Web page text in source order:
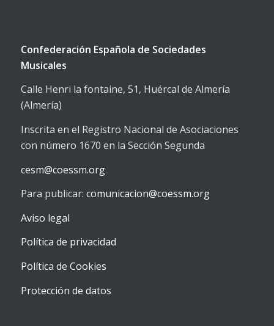
Confederación Española de Sociedades
Musicales
Calle Henri la fontaine, 51, Huércal de Almería
(Almería)
Inscrita en el Registro Nacional de Asociaciones
con número 1670 en la Sección Segunda
cesm@coessm.org
Para publicar: comunicacion@coessm.org
Aviso legal
Política de privacidad
Política de Cookies
Protección de datos